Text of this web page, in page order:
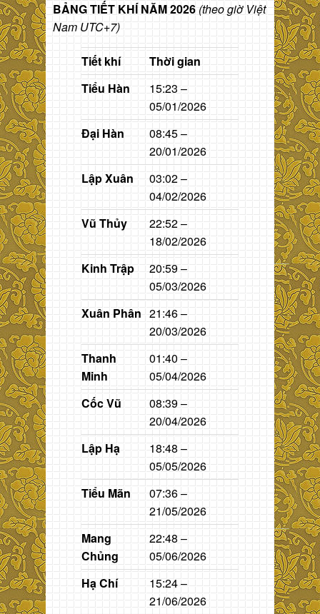
BẢNG TIẾT KHÍ NĂM 2026 (theo giờ Việt
Nam UTC+7)
Tiết khí
Thời gian
Tiểu Hàn
15:23 –
05/01/2026
Đại Hàn
08:45 –
20/01/2026
Lập Xuân
03:02 –
04/02/2026
Vũ Thủy
22:52 –
18/02/2026
Kinh Trập
20:59 –
05/03/2026
Xuân Phân 21:46 –
20/03/2026
Thanh
Minh
01:40 –
05/04/2026
Cốc Vũ
08:39 –
20/04/2026
Lập Hạ
18:48 –
05/05/2026
Tiểu Mãn
07:36 –
21/05/2026
Mang
Chủng
22:48 –
05/06/2026
Hạ Chí
15:24 –
21/06/2026